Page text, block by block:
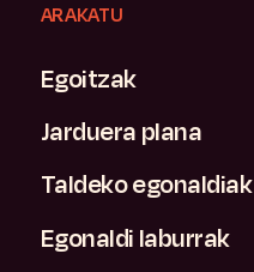
ARAKATU
Egoitzak
Jarduera plana
Taldeko egonaldiak
Egonaldi laburrak